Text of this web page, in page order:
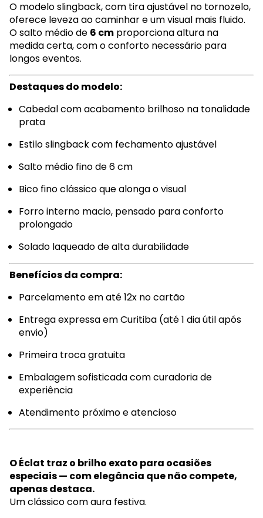
O modelo slingback, com tira ajustável no tornozelo,
oferece leveza ao caminhar e um visual mais fluido.
O salto médio de 6 cm proporciona altura na
medida certa, com o conforto necessário para
longos eventos.
Destaques do modelo:
Cabedal com acabamento brilhoso na tonalidade
prata
Estilo slingback com fechamento ajustável
Salto médio fino de 6 cm
Bico fino clássico que alonga o visual
Forro interno macio, pensado para conforto
prolongado
Solado laqueado de alta durabilidade
Benefícios da compra:
Parcelamento em até 12x no cartão
Entrega expressa em Curitiba (até 1 dia útil após
envio)
Primeira troca gratuita
Embalagem sofisticada com curadoria de
experiência
Atendimento próximo e atencioso
O Éclat traz o brilho exato para ocasiões
especiais — com elegância que não compete,
apenas destaca.
Um clássico com aura festiva.